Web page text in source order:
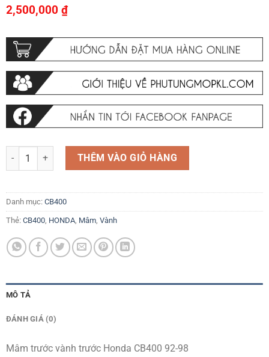
2,500,000 ₫
Mâm trước vành trước Honda CB400 92-98 số lượng
THÊM VÀO GIỎ HÀNG
Danh mục: CB400
Thẻ: CB400, HONDA, Mâm, Vành
MÔ TẢ
ĐÁNH GIÁ (0)
Mâm trước vành trước Honda CB400 92-98